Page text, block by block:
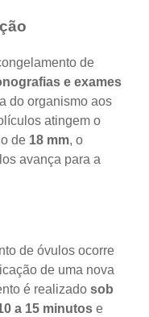
de
e exames
do organismo aos
atingem o
de 18 mm, o
avança para a
de óvulos ocorre
de uma nova
é realizado sob
a 15 minutose